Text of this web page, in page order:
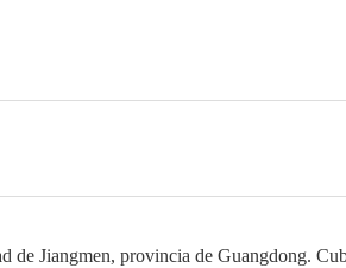
de Jiangmen, provincia de Guangdong.